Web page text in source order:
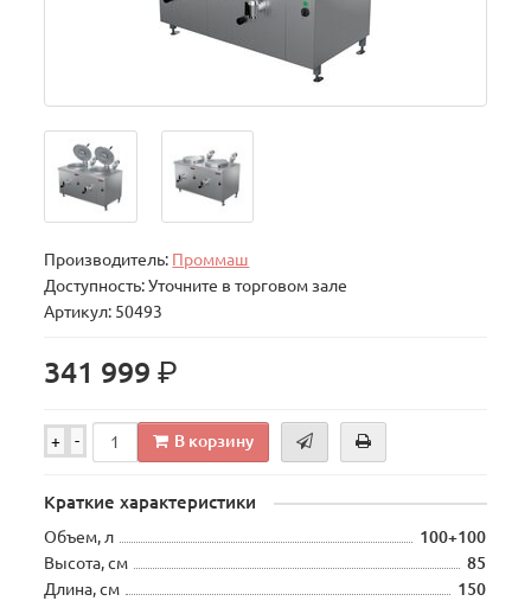
Производитель: Проммаш
Доступность: Уточните в торговом зале
Артикул: 50493
341 999р.
+ - В корзину
Краткие характеристики
Объем, л
100+100
Высота, см
85
Длина, см
150